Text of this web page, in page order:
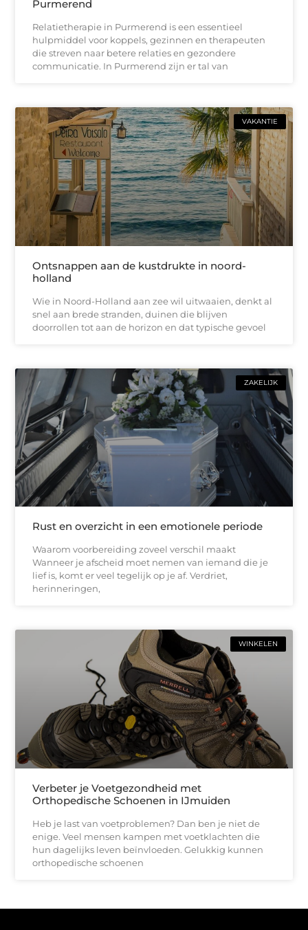
Purmerend
Relatietherapie in Purmerend is een essentieel
hulpmiddel voor koppels, gezinnen en therapeuten
die streven naar betere relaties en gezondere
communicatie. In Purmerend zijn er tal van
VAKANTIE
Ontsnappen aan de kustdrukte in noord-
holland
Wie in Noord-Holland aan zee wil uitwaaien, denkt al
snel aan brede stranden, duinen die blijven
doorrollen tot aan de horizon en dat typische gevoel
ZAKELIJK
Rust en overzicht in een emotionele periode
Waarom voorbereiding zoveel verschil maakt
Wanneer je afscheid moet nemen van iemand die je
lief is, komt er veel tegelijk op je af. Verdriet,
herinneringen,
WINKELEN
Verbeter je Voetgezondheid met
Orthopedische Schoenen in IJmuiden
Heb je last van voetproblemen? Dan ben je niet de
enige. Veel mensen kampen met voetklachten die
hun dagelijks leven beïnvloeden. Gelukkig kunnen
orthopedische schoenen